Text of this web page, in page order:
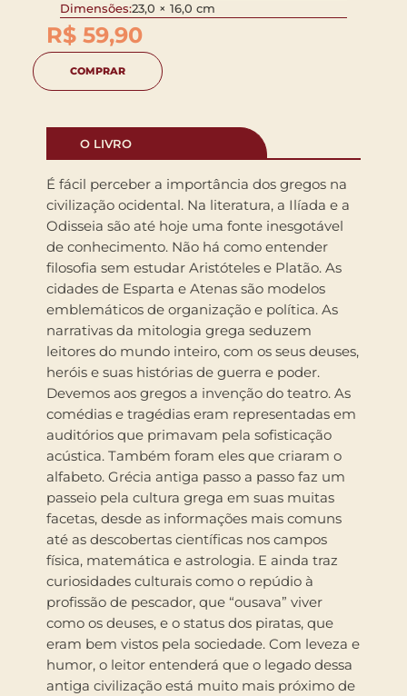
Dimensões:23,0 × 16,0 cm
R$ 59,90
COMPRAR
O LIVRO
É fácil perceber a importância dos gregos na
civilização ocidental. Na literatura, a Ilíada e a
Odisseia são até hoje uma fonte inesgotável
de conhecimento. Não há como entender
filosofia sem estudar Aristóteles e Platão. As
cidades de Esparta e Atenas são modelos
emblemáticos de organização e política. As
narrativas da mitologia grega seduzem
leitores do mundo inteiro, com os seus deuses,
heróis e suas histórias de guerra e poder.
Devemos aos gregos a invenção do teatro. As
comédias e tragédias eram representadas em
auditórios que primavam pela sofisticação
acústica. Também foram eles que criaram o
alfabeto. Grécia antiga passo a passo faz um
passeio pela cultura grega em suas muitas
facetas, desde as informações mais comuns
até as descobertas científicas nos campos
física, matemática e astrologia. E ainda traz
curiosidades culturais como o repúdio à
profissão de pescador, que “ousava” viver
como os deuses, e o status dos piratas, que
eram bem vistos pela sociedade. Com leveza e
humor, o leitor entenderá que o legado dessa
antiga civilização está muito mais próximo de